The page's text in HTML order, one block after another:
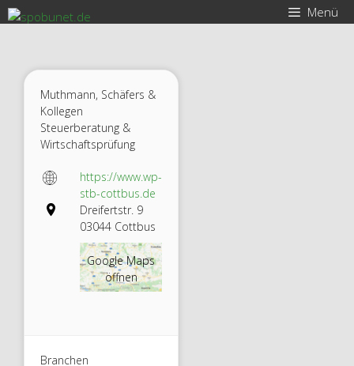
Zum
Inhalt
Menü
Muthmann, Schäfers &
Kollegen
Steuerberatung &
Wirtschaftsprüfung
https://www.wp-
stb-cottbus.de
Dreifertstr. 9
03044 Cottbus
Google Maps
öffnen
Branchen
Muthm
ann,